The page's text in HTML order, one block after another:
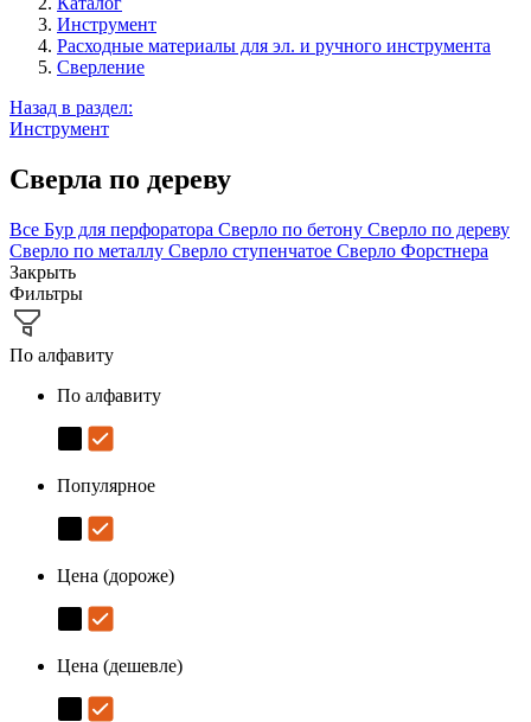
Инструмент
Расходные материалы для эл. и ручного инструмента
Сверление
Назад в раздел:
Инструмент
Сверла по дереву
Все Бур для перфоратора Сверло по бетону Сверло по дереву
Сверло по металлу Сверло ступенчатое Сверло Форстнера
Закрыть
Фильтры
По алфавиту
По алфавиту
Популярное
Цена (дороже)
Цена (дешевле)